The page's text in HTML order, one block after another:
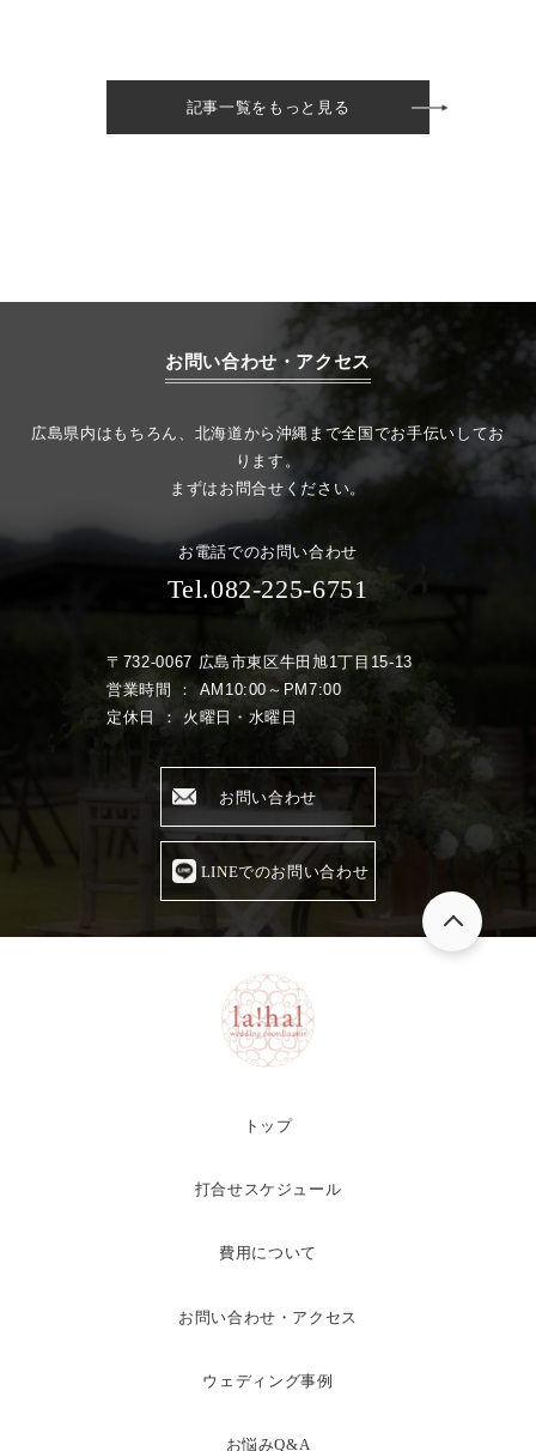
記事一覧をもっと見る
お問い合わせ・アクセス
広島県内はもちろん、北海道から沖縄まで全国でお手伝いしてお
ります。
まずはお問合せください。
お電話でのお問い合わせ
Tel.082-225-6751
〒732-0067 広島市東区牛田旭1丁目15-13
営業時間 ： AM10:00～PM7:00
定休日 ： 火曜日・水曜日
お問い合わせ
LINEでのお問い合わせ
トップ
打合せスケジュール
費用について
お問い合わせ・アクセス
ウェディング事例
お悩みQ&A